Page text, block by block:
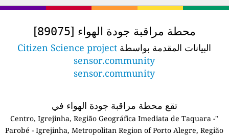
محطة مراقبة جودة الهواء [89075
]
البيانات المقدمة بواسطة Citizen Science project
sensor.community
sensor.community
تقع محطة مراقبة جودة الهواء في
"Centro, Igrejinha, Região Geográfica Imediata de Taquara -
Parobé - Igrejinha, Metropolitan Region of Porto Alegre, Região